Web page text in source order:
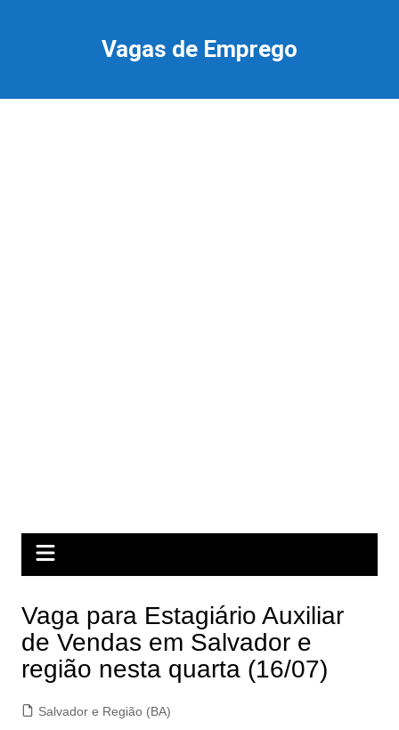
Vagas de Emprego
Vaga para Estagiário Auxiliar
de Vendas em Salvador e
região nesta quarta (16/07)
Salvador e Região (BA)